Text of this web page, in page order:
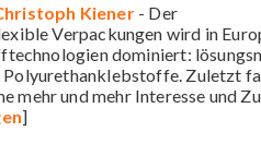
Kiener- Der
Verpackungen wird in
dominiert:
Zuletzt
mehr und mehr Interesse und
]